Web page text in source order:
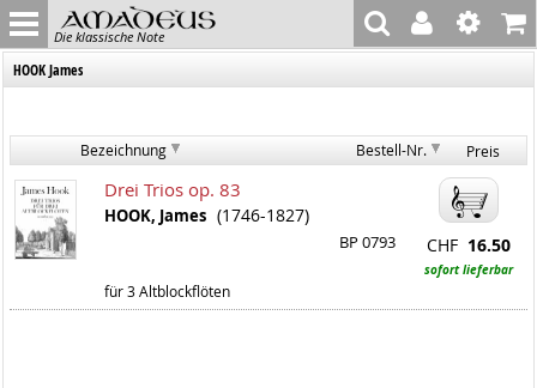
Die klassische Note
HOOK James
Bezeichnung Bestell-Nr. Preis
Drei Trios op. 83
HOOK, James(1746-1827)
für 3 Altblockflöten
BP 0793 CHF 16.50
sofort lieferbar